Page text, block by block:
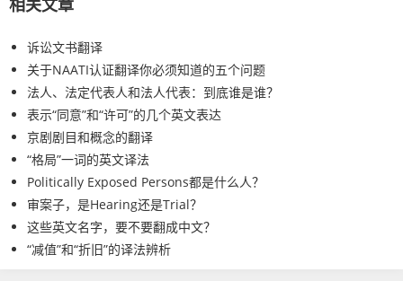
相关文章
诉讼文书翻译
关于NAATI认证翻译你必须知道的五个问题
法人、法定代表人和法人代表：到底谁是谁？
表示“同意”和“许可”的几个英文表达
京剧剧目和概念的翻译
“格局”一词的英文译法
Politically Exposed Persons都是什么人？
审案子，是Hearing还是Trial？
这些英文名字，要不要翻成中文？
“减值”和“折旧”的译法辨析